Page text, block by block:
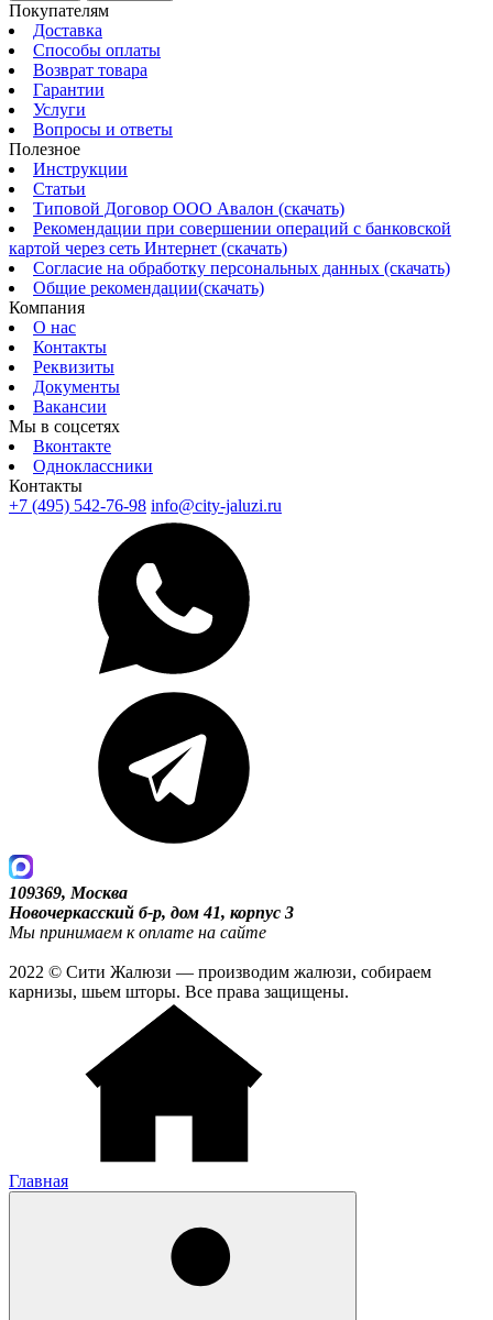
Покупателям
Доставка
Способы оплаты
Возврат товара
Гарантии
Услуги
Вопросы и ответы
Полезное
Инструкции
Статьи
Типовой Договор ООО Авалон (скачать)
Рекомендации при совершении операций с банковской
картой через сеть Интернет (скачать)
Согласие на обработку персональных данных (скачать)
Общие рекомендации(скачать)
Компания
О нас
Контакты
Реквизиты
Документы
Вакансии
Мы в соцсетях
Вконтакте
Одноклассники
Контакты
+7 (495) 542-76-98 info@city-jaluzi.ru
109369, Москва
Новочеркасский б-р, дом 41, корпус 3
Мы принимаем к оплате на сайте
2022 © Сити Жалюзи — производим жалюзи, собираем
карнизы, шьем шторы. Все права защищены.
Главная